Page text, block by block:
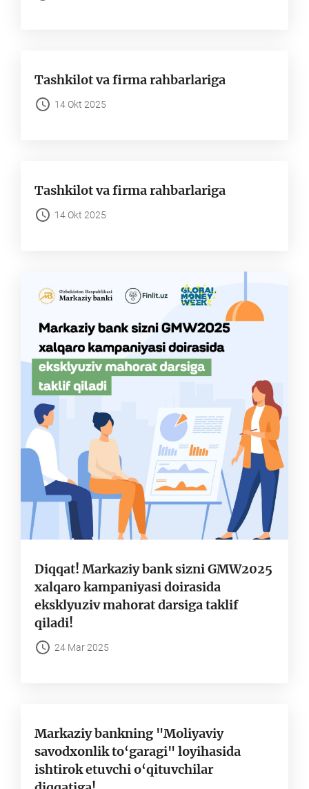
Tashkilot va firma rahbarlariga
14 Okt 2025
Tashkilot va firma rahbarlariga
14 Okt 2025
Diqqat! Markaziy bank sizni GMW2025
xalqaro kampaniyasi doirasida
eksklyuziv mahorat darsiga taklif
qiladi!
24 Mar 2025
Markaziy bankning "Moliyaviy
savodxonlik to‘garagi" loyihasida
ishtirok etuvchi o‘qituvchilar